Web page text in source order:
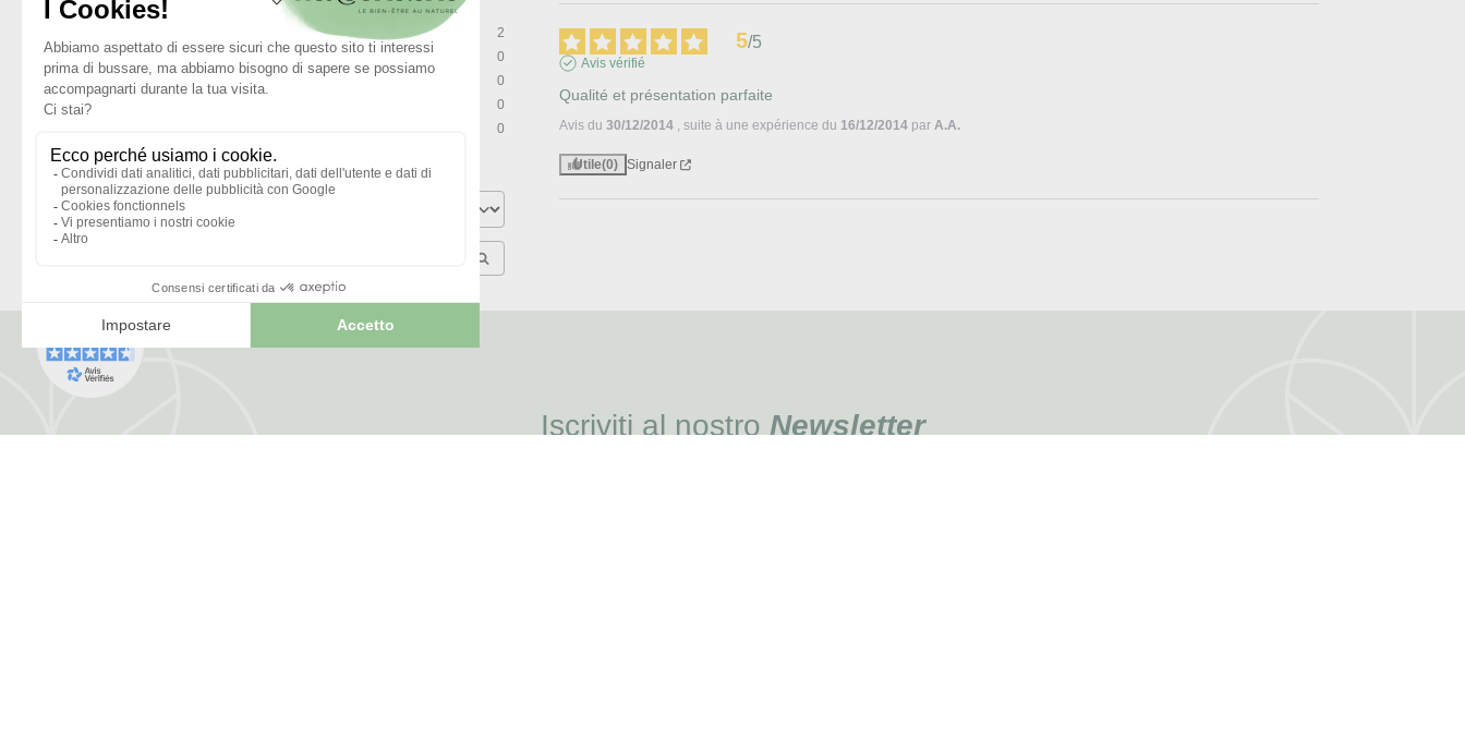
2
4 étoiles
0
étoiles
0
0
0
Trier les avis
5/5
Avis vérifié
Qualité et présentation parfaite
Avis du 30/12/2014 , suite à une expérience du 16/12/2014 par A.A.
Utile(0) Signaler
Iscriviti al nostro Newsletter